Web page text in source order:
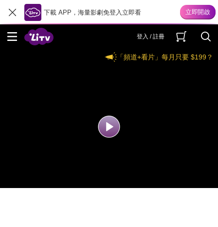
下載 APP，海量影劇免登入立即看
登入 / 註冊
「頻道+看片」每月只要 $199？